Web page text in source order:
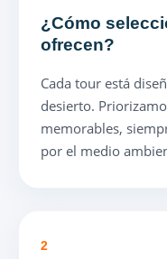
¿Cómo
ofrecen?
Cada tour está
desierto.
memorables,
por el medio
2